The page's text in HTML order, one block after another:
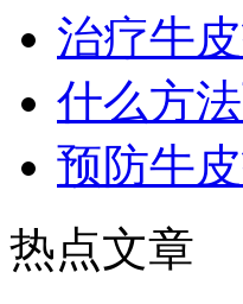
治疗牛
什么方
预防牛
热点文章